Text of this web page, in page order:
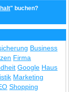
" buchen?
Business
Firma
Google Haus
Marketing
Shopping